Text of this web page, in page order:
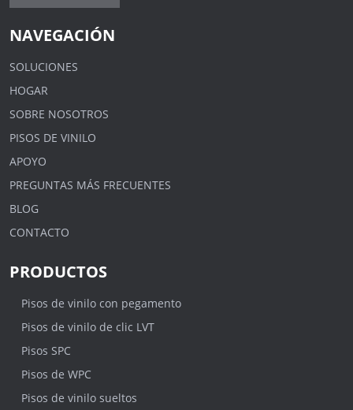
NAVEGACIÓN
SOLUCIONES
HOGAR
SOBRE NOSOTROS
PISOS DE VINILO
APOYO
PREGUNTAS MÁS FRECUENTES
BLOG
CONTACTO
PRODUCTOS
Pisos de vinilo con pegamento
Pisos de vinilo de clic LVT
Pisos SPC
Pisos de WPC
Pisos de vinilo sueltos